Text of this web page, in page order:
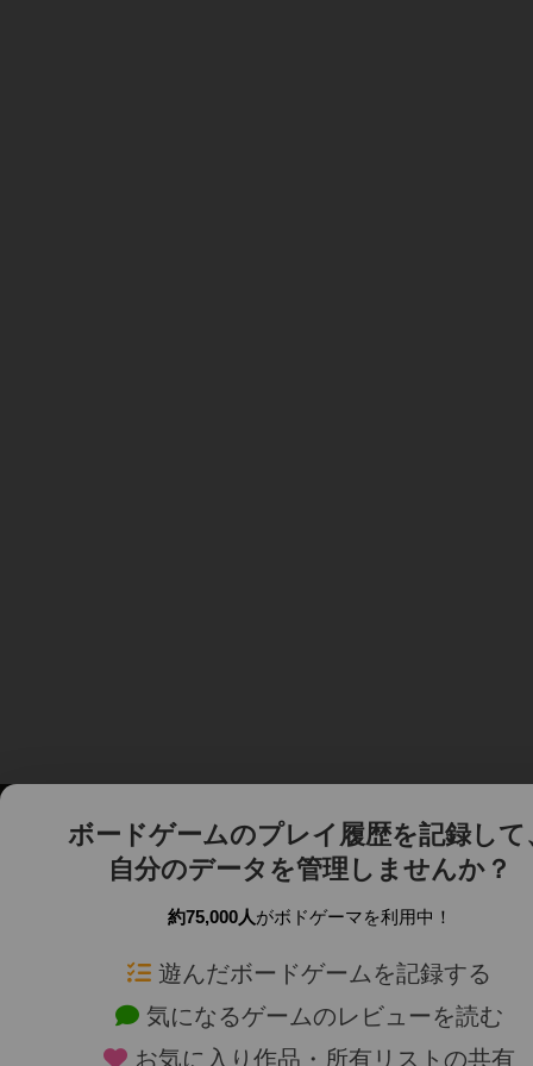
ボードゲームのプレイ履歴を記録して
自分のデータを管理しませんか？
約75,000人がボドゲーマを利用中！
遊んだボードゲームを記録する
気になるゲームのレビューを読む
お気に入り作品・所有リストの共有
ボードゲームを検索する 新作・再入荷情報